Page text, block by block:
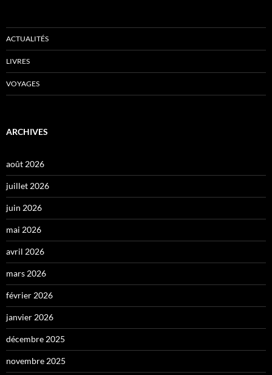
ACTUALITÉS
LIVRES
VOYAGES
ARCHIVES
août 2026
juillet 2026
juin 2026
mai 2026
avril 2026
mars 2026
février 2026
janvier 2026
décembre 2025
novembre 2025